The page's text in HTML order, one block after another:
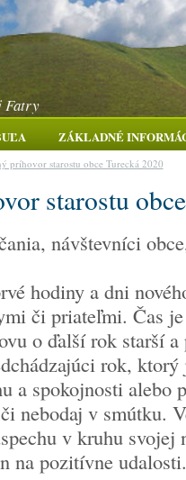
Fatry
ZÁKLADNÉ
starostu
príhovor starostu obce Turecká 2020
návštevníci
hodiny a dni
či priateľmi. Čas
o ďalší rok starší
rok, ktorý
a spokojnosti alebo
nebodaj v smútku.
v kruhu svojej
na pozitívne udalosti.